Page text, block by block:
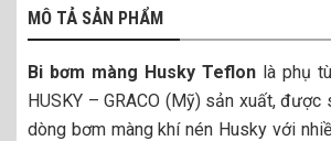
MÔ TẢ SẢN PHẨM
Bi bơm màng Husky Teflon là phụ
HUSKY – GRACO (Mỹ) sản xuất,
dòng bơm màng khí nén Husky với